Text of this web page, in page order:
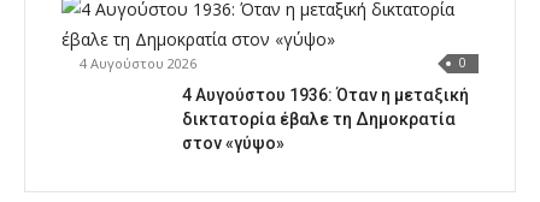
4 Αυγούστου 2026 0
4 Αυγούστου 1936: Όταν η μεταξική
δικτατορία έβαλε τη Δημοκρατία
στον «γύψο»